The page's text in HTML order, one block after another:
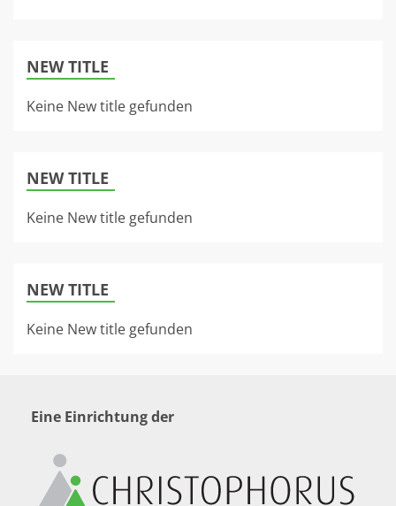
NEW TITLE
Keine New title gefunden
NEW TITLE
Keine New title gefunden
NEW TITLE
Keine New title gefunden
Eine Einrichtung der